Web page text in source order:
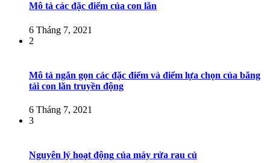
Mô tả các đặc điểm của con lăn
6 Tháng 7, 2021
2
Mô tả ngắn gọn các đặc điểm và điểm lựa chọn của băng
tải con lăn truyền động
6 Tháng 7, 2021
3
Nguyên lý hoạt động của máy rửa rau củ